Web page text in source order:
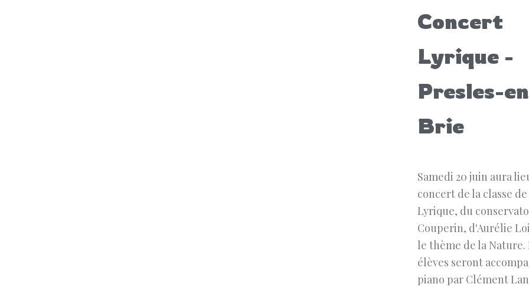
Concert
Lyrique -
Presles-
Brie
Samedi 20 juin aura
concert de la classe
Lyrique, du
Couperin, d'Aurélie
le thème de la Nature.
élèves seront
piano par Clément